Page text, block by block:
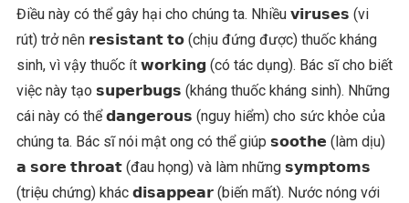
Điều này có thể gây hại cho chúng ta. Nhiều 𝘃𝗶𝗿𝘂𝘀𝗲𝘀 (vi
rút) trở nên 𝗿𝗲𝘀𝗶𝘀𝘁𝗮𝗻𝘁 𝘁𝗼 (chịu đứng được) thuốc kháng
sinh, vì vậy thuốc ít 𝘄𝗼𝗿𝗸𝗶𝗻𝗴 (có tác dụng). Bác sĩ cho biết
việc này tạo 𝘀𝘂𝗽𝗲𝗿𝗯𝘂𝗴𝘀 (kháng thuốc kháng sinh). Những
cái này có thể 𝗱𝗮𝗻𝗴𝗲𝗿𝗼𝘂𝘀 (nguy hiểm) cho sức khỏe của
chúng ta. Bác sĩ nói mật ong có thể giúp 𝘀𝗼𝗼𝘁𝗵𝗲 (làm dịu)
𝗮 𝘀𝗼𝗿𝗲 𝘁𝗵𝗿𝗼𝗮𝘁 (đau họng) và làm những 𝘀𝘆𝗺𝗽𝘁𝗼𝗺𝘀
(triệu chứng) khác 𝗱𝗶𝘀𝗮𝗽𝗽𝗲𝗮𝗿 (biến mất). Nước nóng với